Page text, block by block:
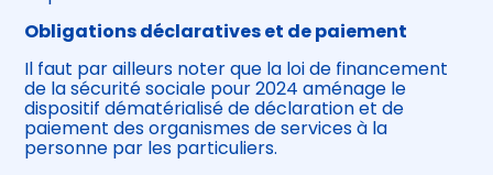
Obligations déclaratives et de paiement
Il faut par ailleurs noter que la loi de financement
de la sécurité sociale pour 2024 aménage le
dispositif dématérialisé de déclaration et de
paiement des organismes de services à la
personne par les particuliers.